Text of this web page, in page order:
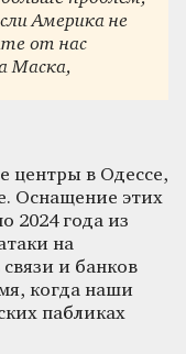
Америка не
от нас
Маска,
центры в Одессе,
Оснащение этих
2024 года из
на
и банков
когда наши
пабликах